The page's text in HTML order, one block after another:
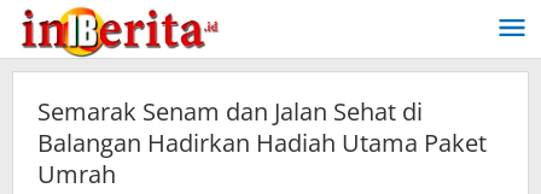
Lewati
konten
Semarak Senam dan Jalan Sehat di
Balangan Hadirkan Hadiah Utama Paket
Umrah